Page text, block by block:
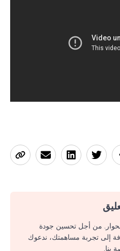
من أجل تحسين جودة
إلى تجربة مساهمتك، ندعوك
بنا.